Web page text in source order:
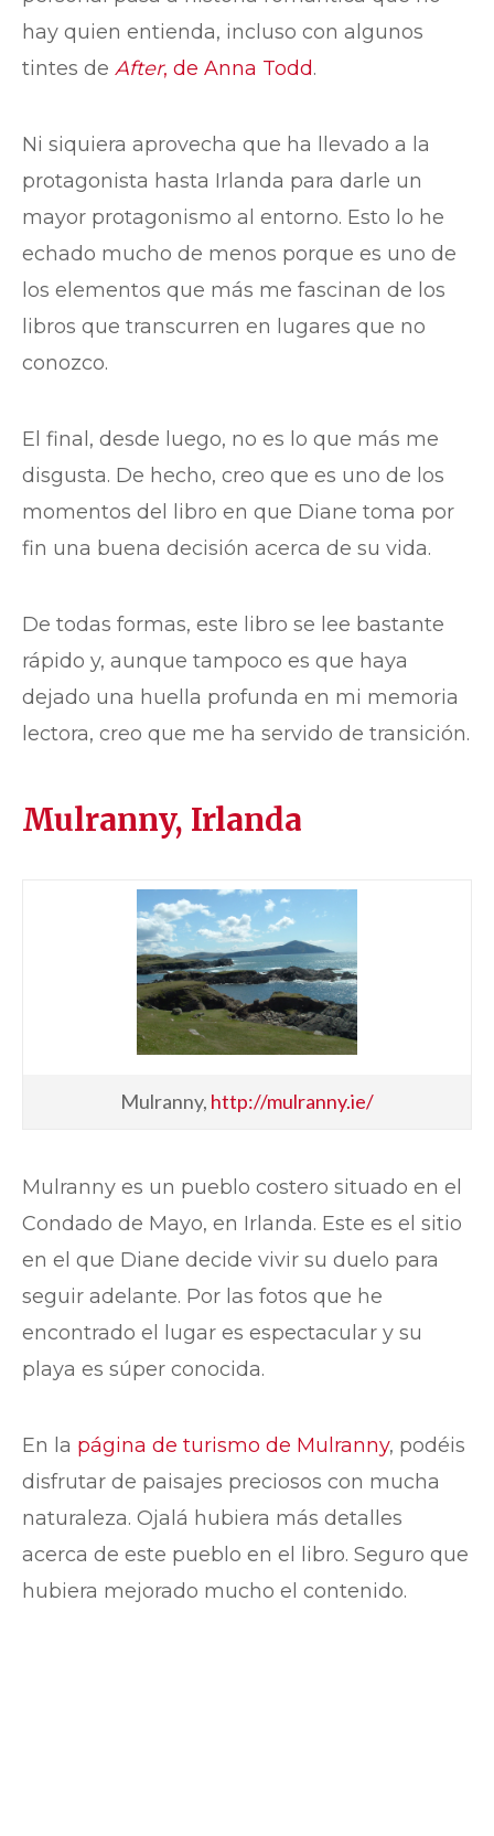
hay quien entienda, incluso con algunos
tintes de After, de Anna Todd.
Ni siquiera aprovecha que ha llevado a la
protagonista hasta Irlanda para darle un
mayor protagonismo al entorno. Esto lo he
echado mucho de menos porque es uno de
los elementos que más me fascinan de los
libros que transcurren en lugares que no
conozco.
El final, desde luego, no es lo que más me
disgusta. De hecho, creo que es uno de los
momentos del libro en que Diane toma por
fin una buena decisión acerca de su vida.
De todas formas, este libro se lee bastante
rápido y, aunque tampoco es que haya
dejado una huella profunda en mi memoria
lectora, creo que me ha servido de transición.
Mulranny, Irlanda
Mulranny, http://mulranny.ie/
Mulranny es un pueblo costero situado en el
Condado de Mayo, en Irlanda. Este es el sitio
en el que Diane decide vivir su duelo para
seguir adelante. Por las fotos que he
encontrado el lugar es espectacular y su
playa es súper conocida.
En la página de turismo de Mulranny, podéis
disfrutar de paisajes preciosos con mucha
naturaleza. Ojalá hubiera más detalles
acerca de este pueblo en el libro. Seguro que
hubiera mejorado mucho el contenido.